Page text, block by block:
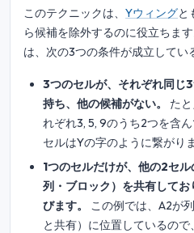
このテクニックは、 Yウィングと
ら候補を除外するのに役立ちま
は、次の3つの条件が成立してい
3つのセルが、それぞれ同じ
持ち、他の候補がない。
た
れぞれ3, 5, 9のうち2つを含
セルはYの字のように繋がりま
1つのセルだけが、他の2セ
列・ブロック）を共有して
びます。
この例では、A2が
と共有）に位置しているので